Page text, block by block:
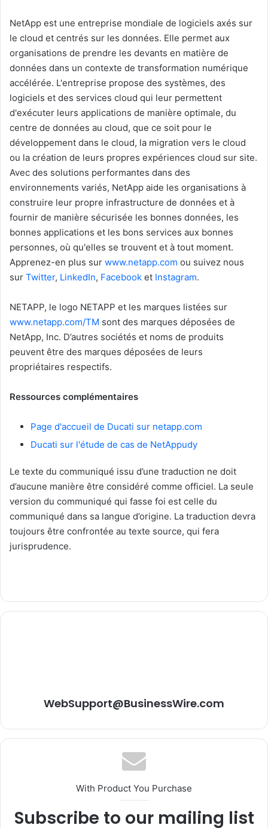
NetApp est une entreprise mondiale de logiciels axés sur
le cloud et centrés sur les données. Elle permet aux
organisations de prendre les devants en matière de
données dans un contexte de transformation numérique
accélérée. L'entreprise propose des systèmes, des
logiciels et des services cloud qui leur permettent
d'exécuter leurs applications de manière optimale, du
centre de données au cloud, que ce soit pour le
développement dans le cloud, la migration vers le cloud
ou la création de leurs propres expériences cloud sur site.
Avec des solutions performantes dans des
environnements variés, NetApp aide les organisations à
construire leur propre infrastructure de données et à
fournir de manière sécurisée les bonnes données, les
bonnes applications et les bons services aux bonnes
personnes, où qu'elles se trouvent et à tout moment.
Apprenez-en plus sur www.netapp.com ou suivez nous
sur Twitter, LinkedIn, Facebook et Instagram.
NETAPP, le logo NETAPP et les marques listées sur
www.netapp.com/TM sont des marques déposées de
NetApp, Inc. D’autres sociétés et noms de produits
peuvent être des marques déposées de leurs
propriétaires respectifs.
Ressources complémentaires
Page d'accueil de Ducati sur netapp.com
Ducati sur l'étude de cas de NetAppudy
Le texte du communiqué issu d’une traduction ne doit
d’aucune manière être considéré comme officiel. La seule
version du communiqué qui fasse foi est celle du
communiqué dans sa langue d’origine. La traduction devra
toujours être confrontée au texte source, qui fera
jurisprudence.
WebSupport@BusinessWire.com
With Product You Purchase
Subscribe to our mailing list